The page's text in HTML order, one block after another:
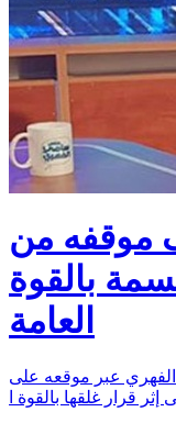
موقفه من
بالقوة
العامة
عبر موقعه على